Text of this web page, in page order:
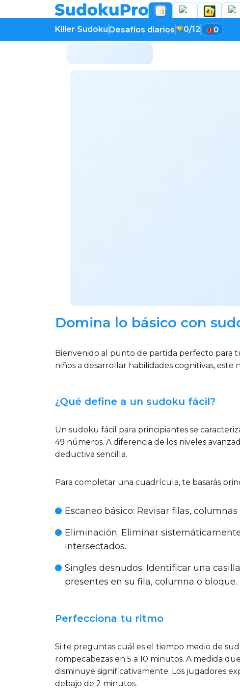
Killer Sudoku Desafíos diarios 0/12 0
Domina lo básico con
Bienvenido al punto de partida perfecto para
niños a desarrollar habilidades cognitivas, este
¿Qué define a un sudoku fácil?
Un sudoku fácil para principiantes se
49 números. A diferencia de los niveles
deductiva sencilla.
Para completar una cuadrícula, te basarás
Escaneo básico: Revisar filas,
Eliminación: Eliminar
intersectados.
Singles desnudos: Identificar una
presentes en su fila, columna o bloque.
Perfecciona tu ritmo
Si te preguntas cuál es el tiempo medio de
rompecabezas en 5 a 10 minutos. A medida
disminuye significativamente. Los jugadores
debajo de 2 minutos.